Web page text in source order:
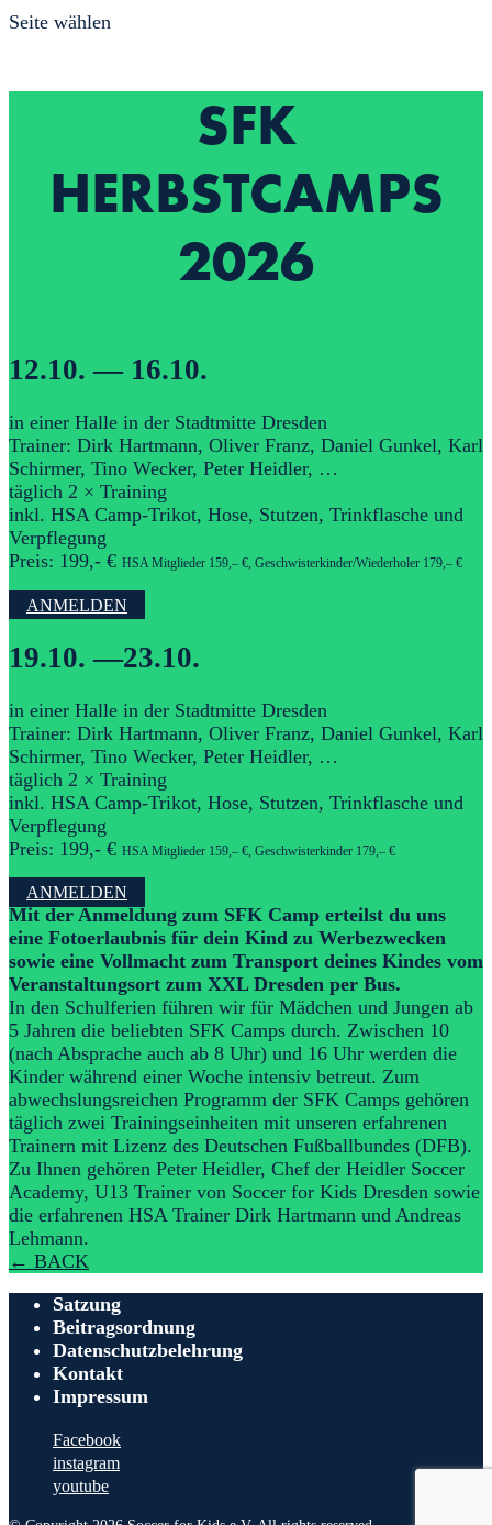
Seite wählen
SFK
HERBSTCAMPS
2026
12.10. — 16.10.
in einer Halle in der Stadtmitte Dresden
Trainer: Dirk Hartmann, Oliver Franz, Daniel Gunkel, Karl
Schirmer, Tino Wecker, Peter Heidler, …
täglich 2 × Training
inkl. HSA Camp-Trikot, Hose, Stutzen, Trinkflasche und
Verpflegung
Preis: 199,- € HSA Mitglieder 159,– €, Geschwisterkinder/Wiederholer 179,– €
ANMELDEN
19.10. —23.10.
in einer Halle in der Stadtmitte Dresden
Trainer: Dirk Hartmann, Oliver Franz, Daniel Gunkel, Karl
Schirmer, Tino Wecker, Peter Heidler, …
täglich 2 × Training
inkl. HSA Camp-Trikot, Hose, Stutzen, Trinkflasche und
Verpflegung
Preis: 199,- € HSA Mitglieder 159,– €, Geschwisterkinder 179,– €
ANMELDEN
Mit der Anmeldung zum SFK Camp erteilst du uns
eine Fotoerlaubnis für dein Kind zu Werbezwecken
sowie eine Vollmacht zum Transport deines Kindes vom
Veranstaltungsort zum XXL Dresden per Bus.
In den Schulferien führen wir für Mädchen und Jungen ab
5 Jahren die beliebten SFK Camps durch. Zwischen 10
(nach Absprache auch ab 8 Uhr) und 16 Uhr werden die
Kinder während einer Woche intensiv betreut. Zum
abwechslungsreichen Programm der SFK Camps gehören
täglich zwei Trainingseinheiten mit unseren erfahrenen
Trainern mit Lizenz des Deutschen Fußballbundes (DFB).
Zu Ihnen gehören Peter Heidler, Chef der Heidler Soccer
Academy, U13 Trainer von Soccer for Kids Dresden sowie
die erfahrenen HSA Trainer Dirk Hartmann und Andreas
Lehmann.
← BACK
Satzung
Beitragsordnung
Datenschutzbelehrung
Kontakt
Impressum
Facebook
instagram
youtube